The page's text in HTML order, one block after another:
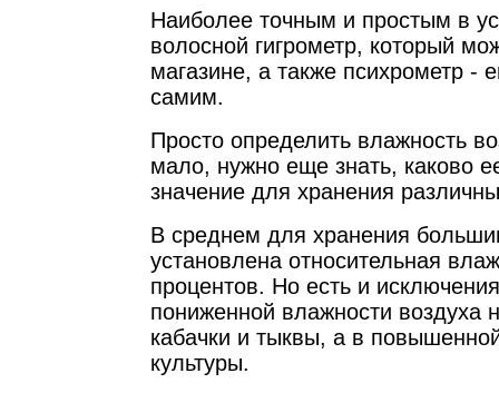
Наиболее точным и простым в
волосной гигрометр, который
магазине, а также психрометр -
самим.
Просто определить влажность
мало, нужно еще знать, каково
значение для хранения
В среднем для хранения
установлена относительная
процентов. Но есть и
пониженной влажности воздуха
кабачки и тыквы, а в
культуры.